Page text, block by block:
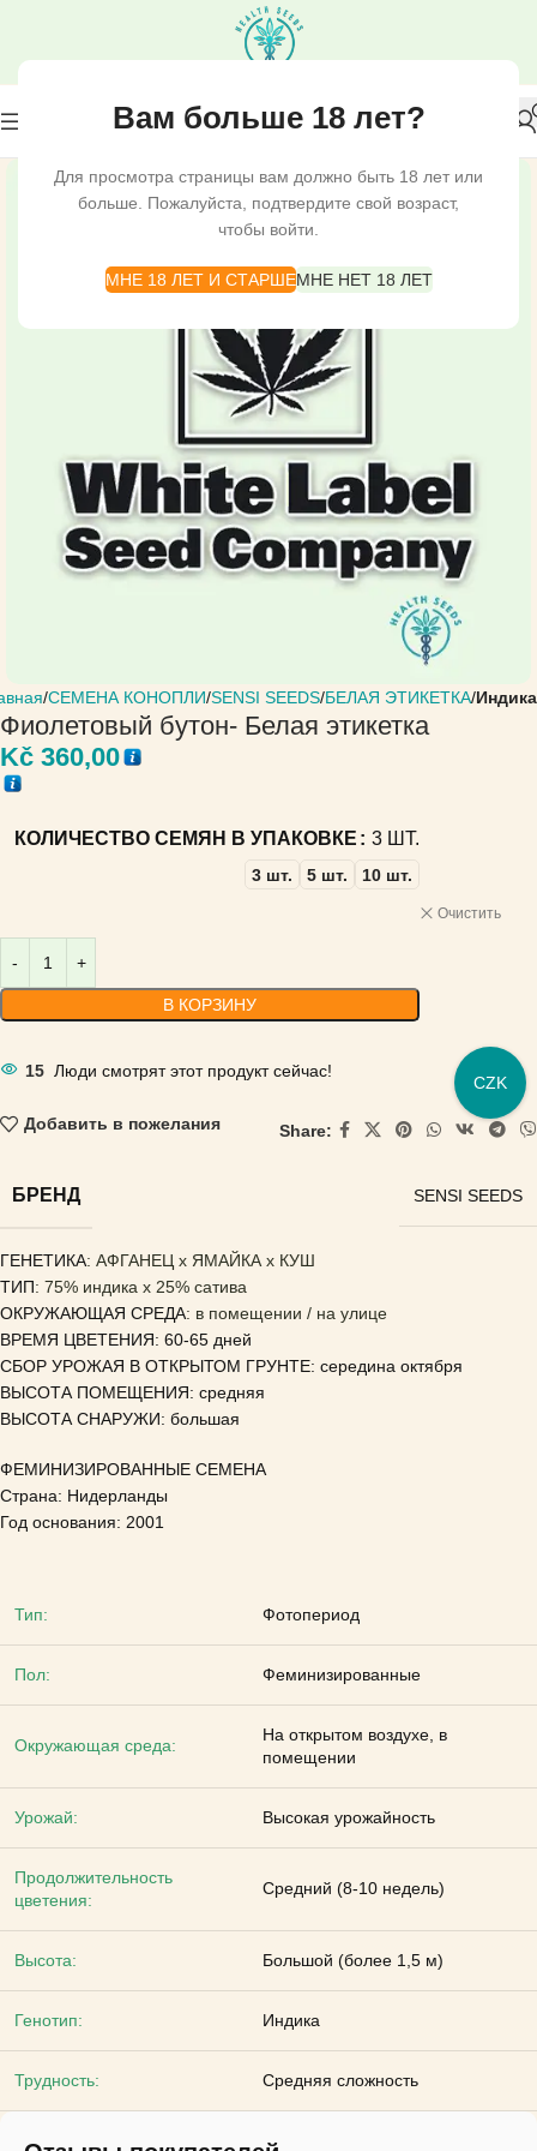
Вам больше 18 лет?
Для просмотра страницы вам должно быть 18 лет или
больше. Пожалуйста, подтвердите свой возраст,
чтобы войти.
МНЕ 18 ЛЕТ И СТАРШЕМНЕ НЕТ 18 ЛЕТ
СЕМЕНА КОНОПЛИ SENSI SEEDS БЕЛАЯ ЭТИКЕТКА Индика
Фиолетовый бутон- Белая этикетка
Kč 360,00
КОЛИЧЕСТВО СЕМЯН В УПАКОВКЕ 3 ШТ.
3 шт. 5 шт. 10 шт.
Очистить
В КОРЗИНУ
15 Люди смотрят этот продукт сейчас!
Добавить в пожелания Share:
БРЕНД SENSI SEEDS
ГЕНЕТИКА: АФГАНЕЦ x ЯМАЙКА x КУШ
ТИП: 75% индика x 25% сатива
ОКРУЖАЮЩАЯ СРЕДА: в помещении / на улице
ВРЕМЯ ЦВЕТЕНИЯ: 60-65 дней
СБОР УРОЖАЯ В ОТКРЫТОМ ГРУНТЕ: середина октября
ВЫСОТА ПОМЕЩЕНИЯ: средняя
ВЫСОТА СНАРУЖИ: большая
ФЕМИНИЗИРОВАННЫЕ СЕМЕНА
Страна: Нидерланды
Год основания: 2001
Тип: Фотопериод
Пол: Феминизированные
Окружающая среда:
На открытом воздухе, в
помещении
Урожай: Высокая урожайность
Продолжительность
цветения:
Средний (8-10 недель)
Высота: Большой (более 1,5 м)
Генотип: Индика
Трудность: Средняя сложность
CZK